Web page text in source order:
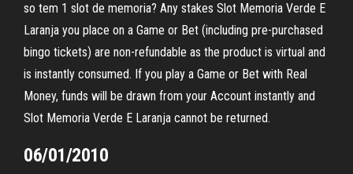
so tem 1 slot de memoria? Any stakes Slot Memoria Verde E
Laranja you place on a Game or Bet (including pre-purchased
bingo tickets) are non-refundable as the product is virtual and
is instantly consumed. If you play a Game or Bet with Real
Money, funds will be drawn from your Account instantly and
Slot Memoria Verde E Laranja cannot be returned.
06/01/2010